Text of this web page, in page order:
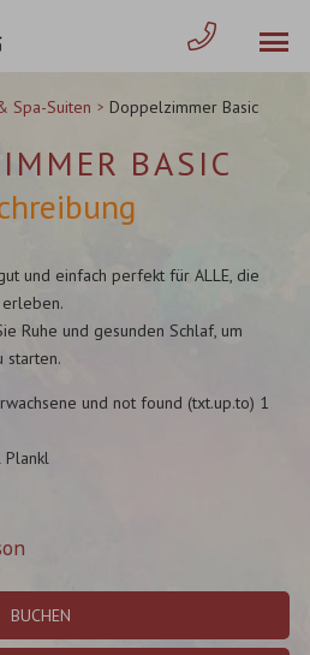
Spa-Suiten Doppelzimmer Basic
BASIC
und einfach perfekt für ALLE, die
Ruhe und gesunden Schlaf, um
starten.
und not found (txt.up.to) 1
Plankl
BUCHEN